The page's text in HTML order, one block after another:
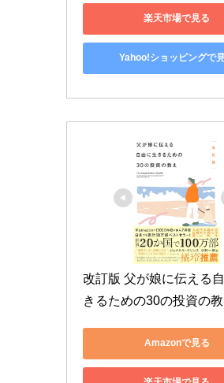
楽天市場で見る
Yahoo!ショッピングで
改訂版 父が娘に伝える
きるための30の投資の教
Amazonで見る